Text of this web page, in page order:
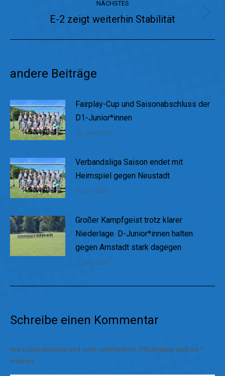
NÄCHSTES
Nächster
E-2 zeigt weiterhin Stabilität
andere Beiträge
Fairplay-Cup und Saisonabschluss der
D1-Junior*innen
23. Juni 2026
Verbandsliga Saison endet mit
Heimspiel gegen Neustadt
9. Juni 2026
Großer Kampfgeist trotz klarer
Niederlage. D-Junior*innen halten
gegen Arnstadt stark dagegen
1. Juni 2026
Schreibe einen Kommentar
Ihre E-Mail-Adresse wird nicht veröffentlicht. Pflichtfelder sind mit *
markiert.